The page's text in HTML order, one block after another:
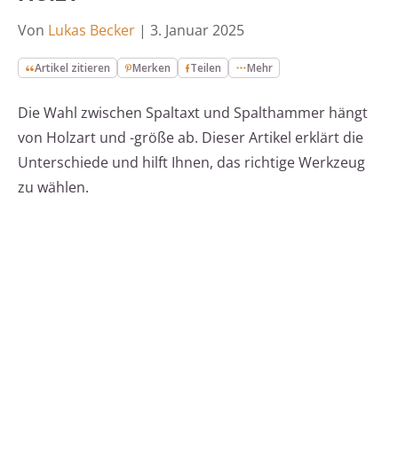
Von Lukas Becker | 3. Januar 2025
Artikel zitieren Merken Teilen Mehr
Die Wahl zwischen Spaltaxt und Spalthammer hängt
von Holzart und -größe ab. Dieser Artikel erklärt die
Unterschiede und hilft Ihnen, das richtige Werkzeug
zu wählen.